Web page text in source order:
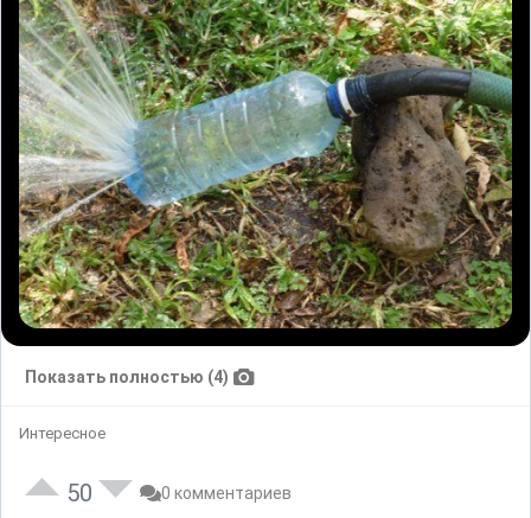
Показать полностью (4)
Интересное
50 0 комментариев